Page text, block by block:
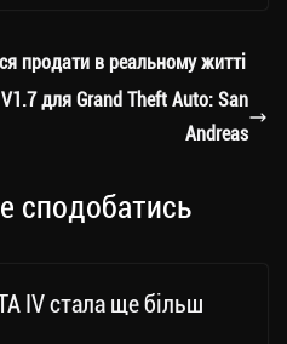
ли
ти
продати в реальному житті
для Grand Theft Auto: San
Andreas
сподобатись
IV стала ще більш